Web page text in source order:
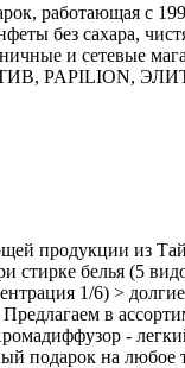
работающая с
без сахара,
и сетевые
PAPILION,
продукции
стирке белья (5
1/6) >
в
-
подарок на любое